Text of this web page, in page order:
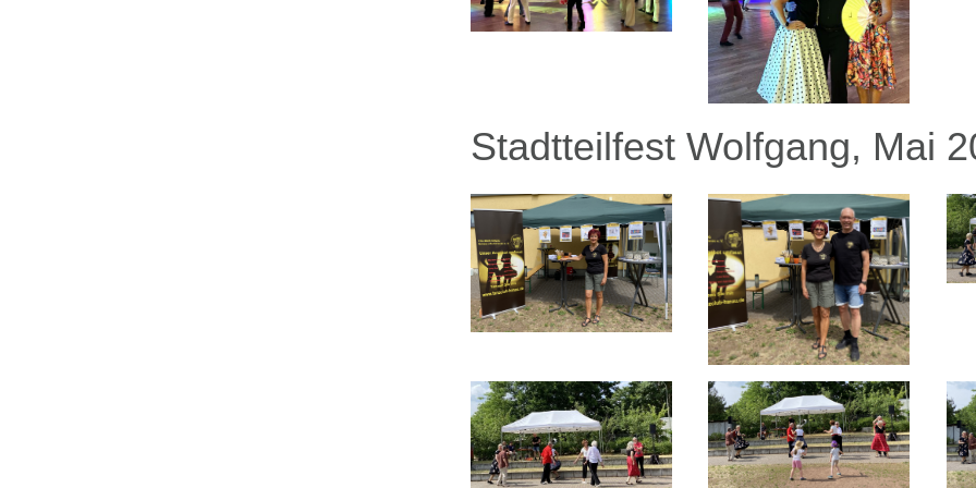
Stadtteilfest Wolfgang, Mai